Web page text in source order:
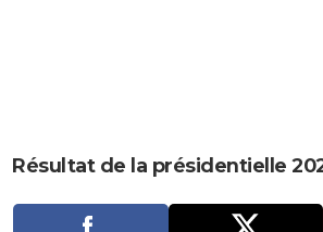
CARTE DE VOEUX
DICTIONNAIRE
Résultat de la présidentielle